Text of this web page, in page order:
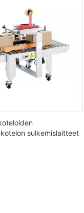
sulkemislaitteet